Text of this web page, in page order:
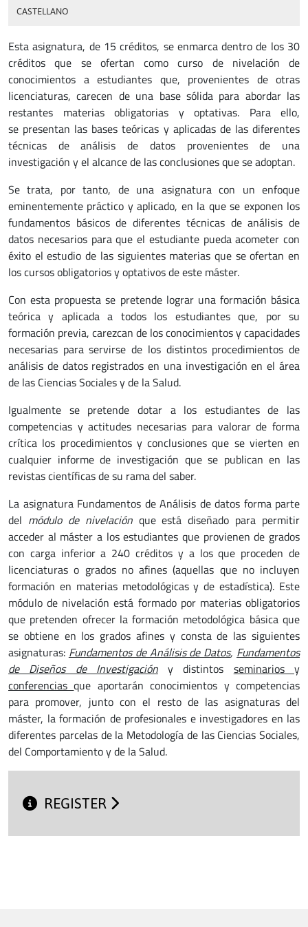
CASTELLANO
Esta asignatura, de 15 créditos, se enmarca dentro de los 30
créditos que se ofertan como curso de nivelación de
conocimientos a estudiantes que, provenientes de otras
licenciaturas, carecen de una base sólida para abordar las
restantes materias obligatorias y optativas. Para ello,
se presentan las bases teóricas y aplicadas de las diferentes
técnicas de análisis de datos provenientes de una
investigación y el alcance de las conclusiones que se adoptan.
Se trata, por tanto, de una asignatura con un enfoque
eminentemente práctico y aplicado, en la que se exponen los
fundamentos básicos de diferentes técnicas de análisis de
datos necesarios para que el estudiante pueda acometer con
éxito el estudio de las siguientes materias que se ofertan en
los cursos obligatorios y optativos de este máster.
Con esta propuesta se pretende lograr una formación básica
teórica y aplicada a todos los estudiantes que, por su
formación previa, carezcan de los conocimientos y capacidades
necesarias para servirse de los distintos procedimientos de
análisis de datos registrados en una investigación en el área
de las Ciencias Sociales y de la Salud.
Igualmente se pretende dotar a los estudiantes de las
competencias y actitudes necesarias para valorar de forma
crítica los procedimientos y conclusiones que se vierten en
cualquier informe de investigación que se publican en las
revistas científicas de su rama del saber.
La asignatura Fundamentos de Análisis de datos forma parte
del módulo de nivelaciónque está diseñado para permitir
acceder al máster a los estudiantes que provienen de grados
con carga inferior a 240 créditos y a los que proceden de
licenciaturas o grados no afines (aquellas que no incluyen
formación en materias metodológicas y de estadística). Este
módulo de nivelación está formado por materias obligatorios
que pretenden ofrecer la formación metodológica básica que
se obtiene en los grados afines y consta de las siguientes
asignaturas: Fundamentos de Análisis de Datos, Fundamentos
de Diseños de Investigacióny distintos seminariosy
conferenciasque aportarán conocimientos y competencias
para promover, junto con el resto de las asignaturas del
máster, la formación de profesionales e investigadores en las
diferentes parcelas de la Metodología de las Ciencias Sociales,
del Comportamiento y de la Salud.
REGISTER